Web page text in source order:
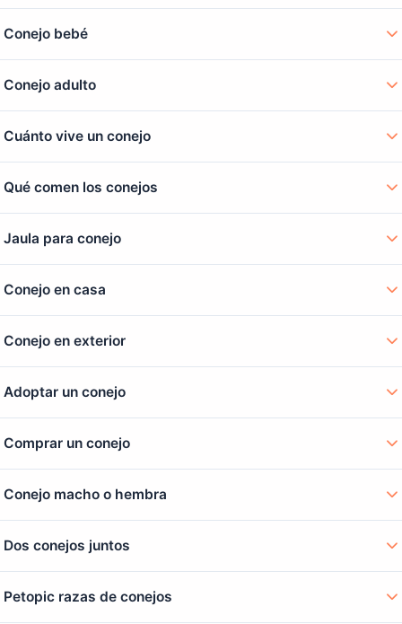
Conejo bebé
Conejo adulto
Cuánto vive un conejo
Qué comen los conejos
Jaula para conejo
Conejo en casa
Conejo en exterior
Adoptar un conejo
Comprar un conejo
Conejo macho o hembra
Dos conejos juntos
Petopic razas de conejos